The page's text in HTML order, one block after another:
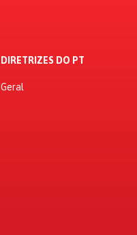
DIRETRIZES DO PT
Geral